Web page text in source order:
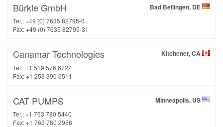
Bad Bellingen, DE
Bürkle GmbH
Tel.: +49 (0) 7635 82795-0
Fax: +49 (0) 7635 82795-31
Kitchener, CA
Canamar Technologies
Tel.: +1 519 576 6722
Fax: +1 253 390 6511
Minneapolis, US
CAT PUMPS
Tel.: +1 763 780 5440
Fax: +1 763 780 2958